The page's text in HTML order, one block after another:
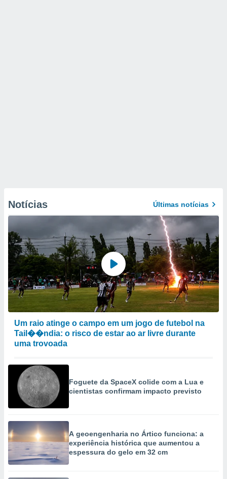
Notícias Últimas notícias
Um raio atinge o campo em um jogo de futebol na
Tail��ndia: o risco de estar ao ar livre durante
uma trovoada
Foguete da SpaceX colide com a Lua e
cientistas confirmam impacto previsto
A geoengenharia no Ártico funciona: a
experiência histórica que aumentou a
espessura do gelo em 32 cm